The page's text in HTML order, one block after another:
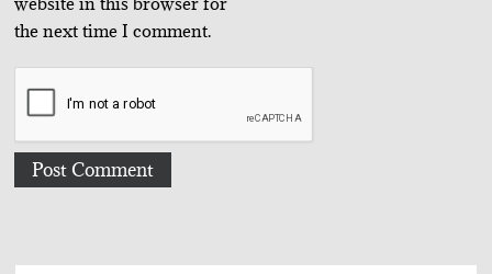
the next time I comment.